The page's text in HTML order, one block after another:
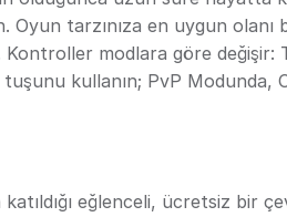
Oyun tarzınıza en uygun olanı
Kontroller modlara göre değişir:
kullanın; PvP Modunda,
eğlenceli, ücretsiz bir